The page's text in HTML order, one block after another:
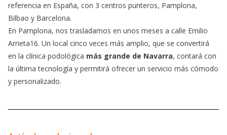
referencia en España, con 3 centros punteros, Pamplona,
Bilbao y Barcelona.
En Pamplona, nos trasladamos en unos meses a calle Emilio
Arrieta16. Un local cinco veces más amplio, que se convertirá
en la clínica podológica más grande de Navarra, contará con
la última tecnología y permitirá ofrecer un servicio más cómodo
y personalizado.